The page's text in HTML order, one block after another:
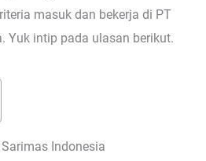
masuk dan bekerja di PT
Yuk intip pada ulasan berikut.
Indonesia